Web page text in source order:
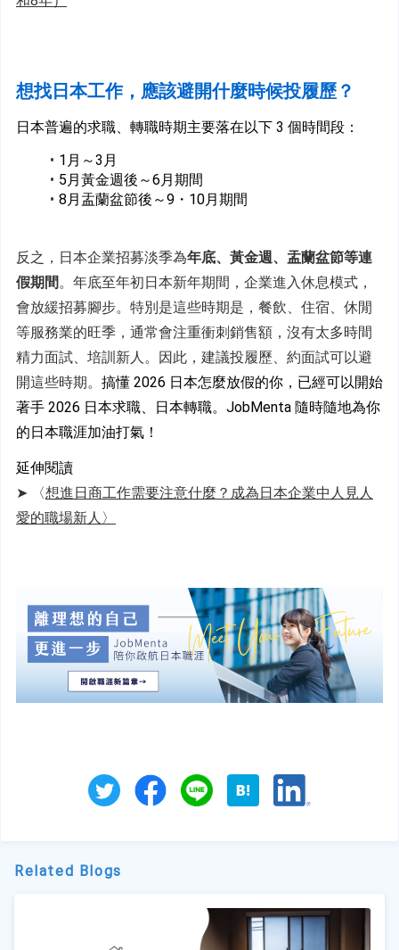
想找日本工作，應該避開什麼時候投履歷？
日本普遍的求職、轉職時期主要落在以下 3 個時間段：
1月～3月
5月黃金週後～6月期間
8月盂蘭盆節後～9・10月期間
反之，日本企業招募淡季為年底、黃金週、盂蘭盆節等連
假期間。年底至年初日本新年期間，企業進入休息模式，
會放緩招募腳步。特別是這些時期是，餐飲、住宿、休閒
等服務業的旺季，通常會注重衝刺銷售額，沒有太多時間
精力面試、培訓新人。因此，建議投履歷、約面試可以避
開這些時期。 搞懂 2026 日本怎麼放假的你，已經可以開始
著手 2026 日本求職、日本轉職。JobMenta 隨時隨地為你
的日本職涯加油打氣！
延伸閱讀
➤
〈想進日商工作需要注意什麼？成為日本企業中人見人
愛的職場新人〉
Related Blogs